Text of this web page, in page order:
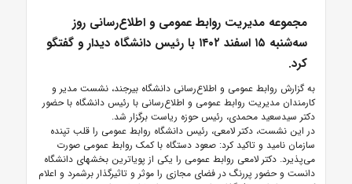
مجموعه مدیریت روابط عمومی و اطلاع‌رسانی روز
سه‌شنبه ۱۵ اسفند ۱۴۰۲ با رئیس دانشگاه دیدار و گفتگو
کرد.
به گزارش روابط عمومی و اطلاع‌رسانی دانشگاه بیرجند، نشست مدیر و
کارمندان مدیریت روابط عمومی و اطلاع‌رسانی با رئیس دانشگاه با حضور
دکتر سیدسعید محمدی، رئیس حوزه ریاست برگزار شد.
در این نشست، دکتر لامعی، رئیس دانشگاه روابط عمومی را قلب تپنده
سازمان نامید و تاکید کرد: صعود دستگاه با کمک روابط عمومی صورت
می‌پذیرد. دکتر لامعی روابط عمومی را یکی از پویاترین بخشهای دانشگاه
دانست و حضور پررنگ در فضای مجازی را موثر و تاثیرگذار برشمرد و اعلام